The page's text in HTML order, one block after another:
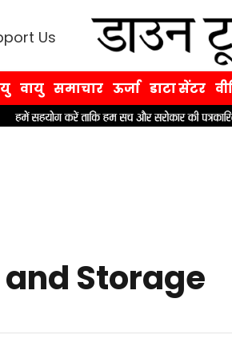
Us
वायु समाचार ऊर्जा डाटा सेंटर
Storage